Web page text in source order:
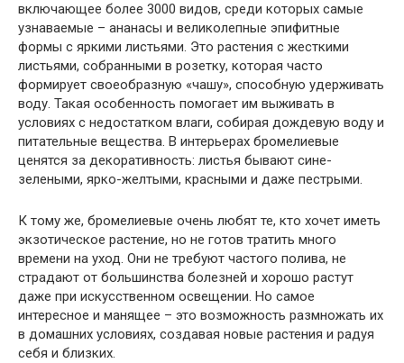
включающее более 3000 видов, среди которых самые
узнаваемые – ананасы и великолепные эпифитные
формы с яркими листьями. Это растения с жесткими
листьями, собранными в розетку, которая часто
формирует своеобразную «чашу», способную удерживать
воду. Такая особенность помогает им выживать в
условиях с недостатком влаги, собирая дождевую воду и
питательные вещества. В интерьерах бромелиевые
ценятся за декоративность: листья бывают сине-
зелеными, ярко-желтыми, красными и даже пестрыми.
К тому же, бромелиевые очень любят те, кто хочет иметь
экзотическое растение, но не готов тратить много
времени на уход. Они не требуют частого полива, не
страдают от большинства болезней и хорошо растут
даже при искусственном освещении. Но самое
интересное и манящее – это возможность размножать их
в домашних условиях, создавая новые растения и радуя
себя и близких.